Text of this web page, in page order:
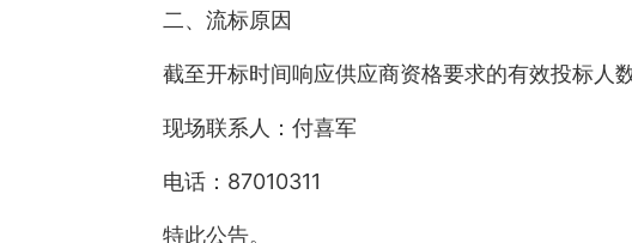
二、流标原因
截至开标时间响应供应商资格要求的有效投标人
现场联系人：付喜军
电话：87010311
特此公告。